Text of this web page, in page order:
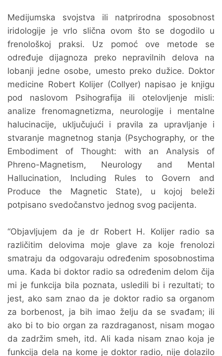
Medijumska svojstva ili natprirodna sposobnost
iridologije je vrlo slična ovom što se dogodilo u
frenološkoj praksi. Uz pomoć ove metode se
određuje dijagnoza preko nepravilnih delova na
lobanji jedne osobe, umesto preko dužice. Doktor
medicine Robert Kolijer (Collyer) napisao je knjigu
pod naslovom Psihografija ili otelovljenje misli:
analize frenomagnetizma, neurologije i mentalne
halucinacije, uključujući i pravila za upravljanje i
stvaranje magnetnog stanja (Psychography, or the
Embodiment of Thought: with an Analysis of
Phreno-Magnetism, Neurology and Mental
Hallucination, Including Rules to Govern and
Produce the Magnetic State), u kojoj beleži
potpisano svedočanstvo jednog svog pacijenta.
“Objavljujem da je dr Robert H. Kolijer radio sa
različitim delovima moje glave za koje frenolozi
smatraju da odgovaraju određenim sposobnostima
uma. Kada bi doktor radio sa određenim delom čija
mi je funkcija bila poznata, usledili bi i rezultati; to
jest, ako sam znao da je doktor radio sa organom
za borbenost, ja bih imao želju da se svađam; ili
ako bi to bio organ za razdraganost, nisam mogao
da zadržim smeh, itd. Ali kada nisam znao koja je
funkcija dela na kome je doktor radio, nije dolazilo